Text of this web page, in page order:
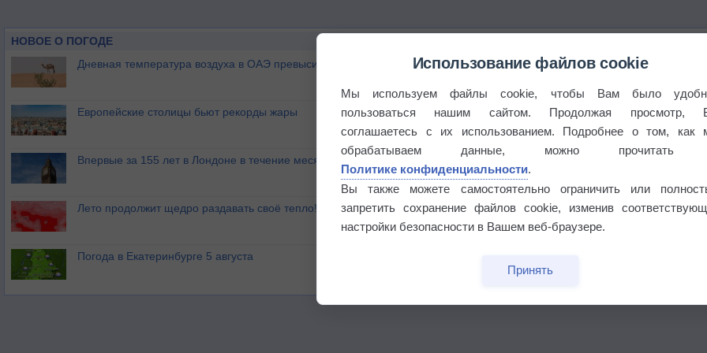
НОВОЕ О ПОГОДЕ
Дневная температура воздуха в ОАЭ превысила +51°
Европейские столицы бьют рекорды жары
Впервые за 155 лет в Лондоне в течение месяца не выпадал дождь
Лето продолжит щедро раздавать своё тепло!
Погода в Екатеринбурге 5 августа
Использование файлов cookie
Мы используем файлы cookie, чтобы Вам было
пользоваться нашим сайтом. Продолжая просмотр,
соглашаетесь с их использованием. Подробнее о том, как
обрабатываем данные, можно прочитать
Политике конфиденциальности.
Вы также можете самостоятельно ограничить или
запретить сохранение файлов cookie, изменив
настройки безопасности в Вашем веб-браузере.
Принять